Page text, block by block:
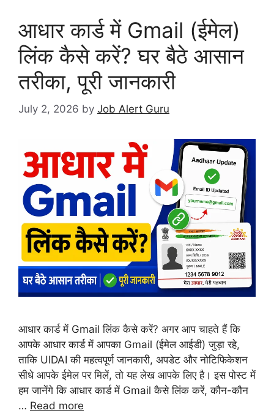
आधार कार्ड में Gmail (ईमेल)
लिंक कैसे करें? घर बैठे आसान
तरीका, पूरी जानकारी
July 2, 2026 by Job Alert Guru
आधार कार्ड में Gmail लिंक कैसे करें? अगर आप चाहते हैं कि
आपके आधार कार्ड में आपका Gmail (ईमेल आईडी) जुड़ा रहे,
ताकि UIDAI की महत्वपूर्ण जानकारी, अपडेट और नोटिफिकेशन
सीधे आपके ईमेल पर मिलें, तो यह लेख आपके लिए है। इस पोस्ट में
हम जानेंगे कि आधार कार्ड में Gmail कैसे लिंक करें, कौन-कौन
… Read more